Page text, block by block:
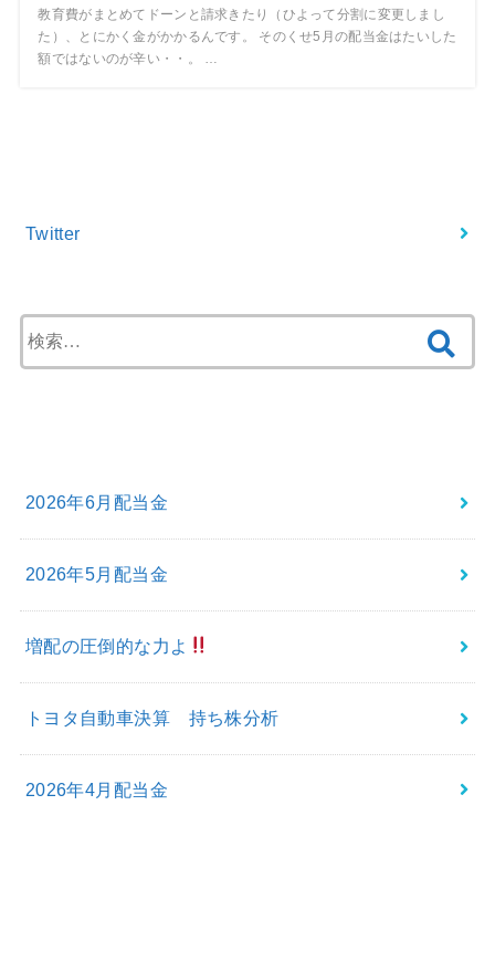
教育費がまとめてドーンと請求きたり（ひよって分割に変更しまし
た）、とにかく金がかかるんです。 そのくせ5月の配当金はたいした
額ではないのが辛い・・。 …
Twitter
索:
2026年6月配当金
2026年5月配当金
増配の圧倒的な力よ
トヨタ自動車決算 持ち株分析
2026年4月配当金